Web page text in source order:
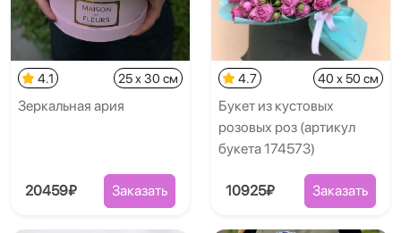
4.1 25 x 30 см
Зеркальная ария
20459₽ Заказать
4.7 40 x 50 см
Букет из кустовых
розовых роз (артикул
букета 174573)
10925₽ Заказать